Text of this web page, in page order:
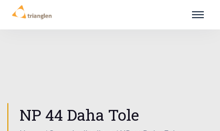
NP 44 Daha Tole